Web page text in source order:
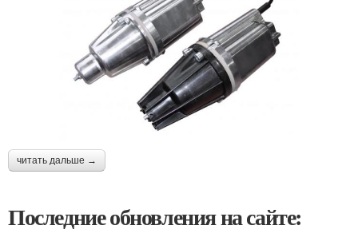
читать дальше →
Последние обновления на сайте: